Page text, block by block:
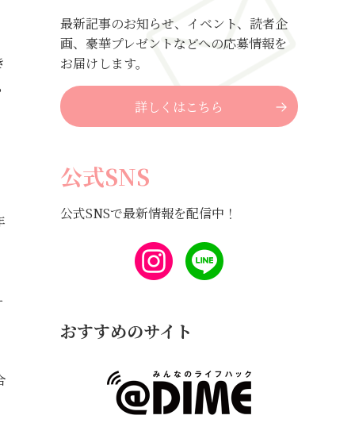
最新記事のお知らせ、イベント、読者企
画、豪華プレゼントなどへの応募情報を
お届けします。
詳しくはこちら
公式SNS
公式SNSで最新情報を配信中！
おすすめのサイト